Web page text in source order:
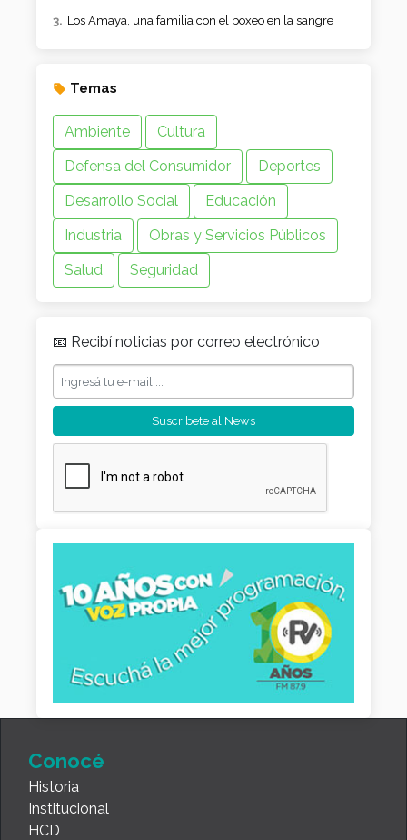
Los Amaya, una familia con el boxeo en la sangre
Temas
Ambiente
Cultura
Defensa del Consumidor
Deportes
Desarrollo Social
Educación
Industria
Obras y Servicios Públicos
Salud
Seguridad
📧 Recibí noticias por correo electrónico
Conocé
Historia
Institucional
HCD